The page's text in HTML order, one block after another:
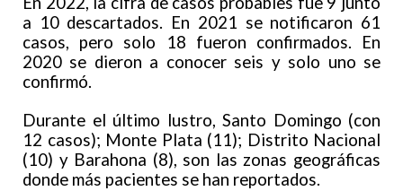
a 10 descartados. En 2021 se notificaron 61
casos, pero solo 18 fueron confirmados. En
2020 se dieron a conocer seis y solo uno se
confirmó.
Durante el último lustro, Santo Domingo (con
12 casos); Monte Plata (11); Distrito Nacional
(10) y Barahona (8), son las zonas geográficas
donde más pacientes se han reportados.